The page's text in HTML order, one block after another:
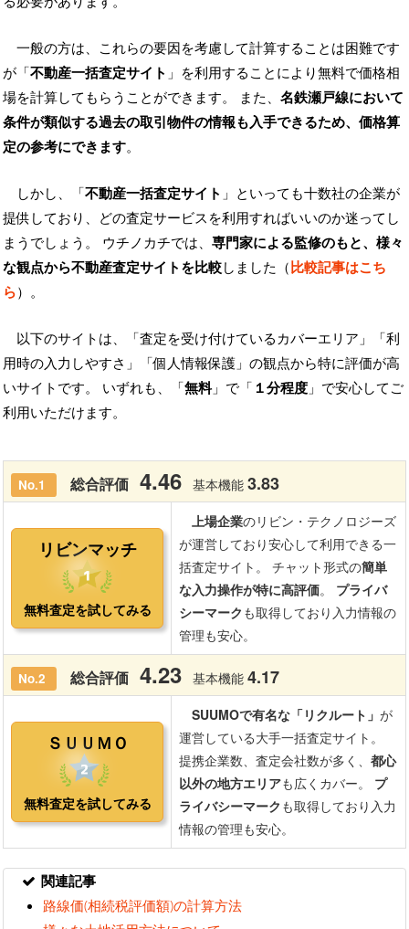
一般の方は、これらの要因を考慮して計算することは困難です
が「不動産一括査定サイト 」を利用することにより無料で価格相
場を計算してもらうことができます。 また、 名鉄瀬戸線において
条件が類似する過去の取引物件の情報も入手できるため、価格算
定の参考にできます。
しかし、「不動産一括査定サイト 」といっても十数社の企業が
提供しており、どの査定サービスを利用すればいいのか迷ってし
まうでしょう。 ウチノカチでは、 専門家による監修のもと、様々
な観点から不動産査定サイトを比較しました（比較記事はこち
ら）。
以下のサイトは、「査定を受け付けているカバーエリア」「利
用時の入力しやすさ」「個人情報保護」の観点から特に評価が高
いサイトです。 いずれも、「無料」で「 １分程度 」で安心してご
利用いただけます。
関連記事
路線価(相続税評価額)の計算方法